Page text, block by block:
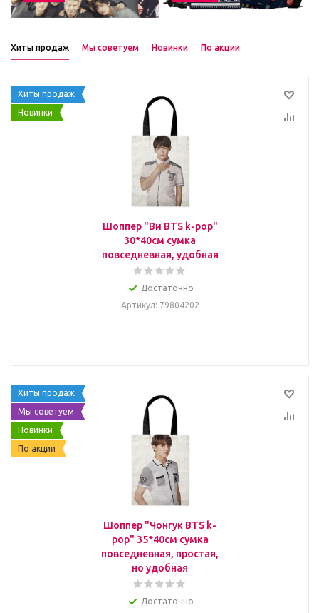
Хиты продаж Мы советуем Новинки По акции
Хиты продаж
Новинки
Шоппер "Ви BTS k-pop"
30*40см сумка
повседневная, удобная
Достаточно
Артикул: 79804202
Хиты продаж
Мы советуем
Новинки
По акции
Шоппер "Чонгук BTS k-
pop" 35*40см сумка
повседневная, простая,
но удобная
Достаточно